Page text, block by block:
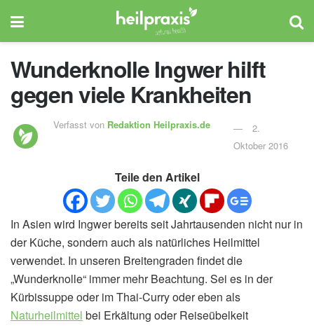
Wunderknolle Ingwer hilft
gegen viele Krankheiten
Verfasst von Redaktion Heilpraxis.de
2.
Oktober 2016
Teile den Artikel
In Asien wird Ingwer bereits seit Jahrtausenden nicht nur in
der Küche, sondern auch als natürliches Heilmittel
verwendet. In unseren Breitengraden findet die
„Wunderknolle“ immer mehr Beachtung. Sei es in der
Kürbissuppe oder im Thai-Curry oder eben als
Naturheilmittel bei Erkältung oder Reiseübelkeit